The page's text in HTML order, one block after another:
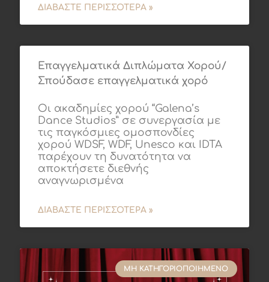
ΔΙΑΒΆΣΤΕ ΠΕΡΙΣΣΌΤΕΡΑ »
Επαγγελματικά Διπλώματα Χορού/
Σπούδασε επαγγελματικά χορό
Οι ακαδημίες χορού “Galena’s
Dance Studios” σε συνεργασία με
τις παγκόσμιες ομοσπονδίες
χορού WDSF, WDF, Unesco και IDTA
παρέχουν τη δυνατότητα να
αποκτήσετε διεθνής
αναγνωρισμένα
ΔΙΑΒΆΣΤΕ ΠΕΡΙΣΣΌΤΕΡΑ »
ΜΗ ΚΑΤΗΓΟΡΙΟΠΟΙΗΜΈΝΟ